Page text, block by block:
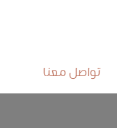
تواصل معنا